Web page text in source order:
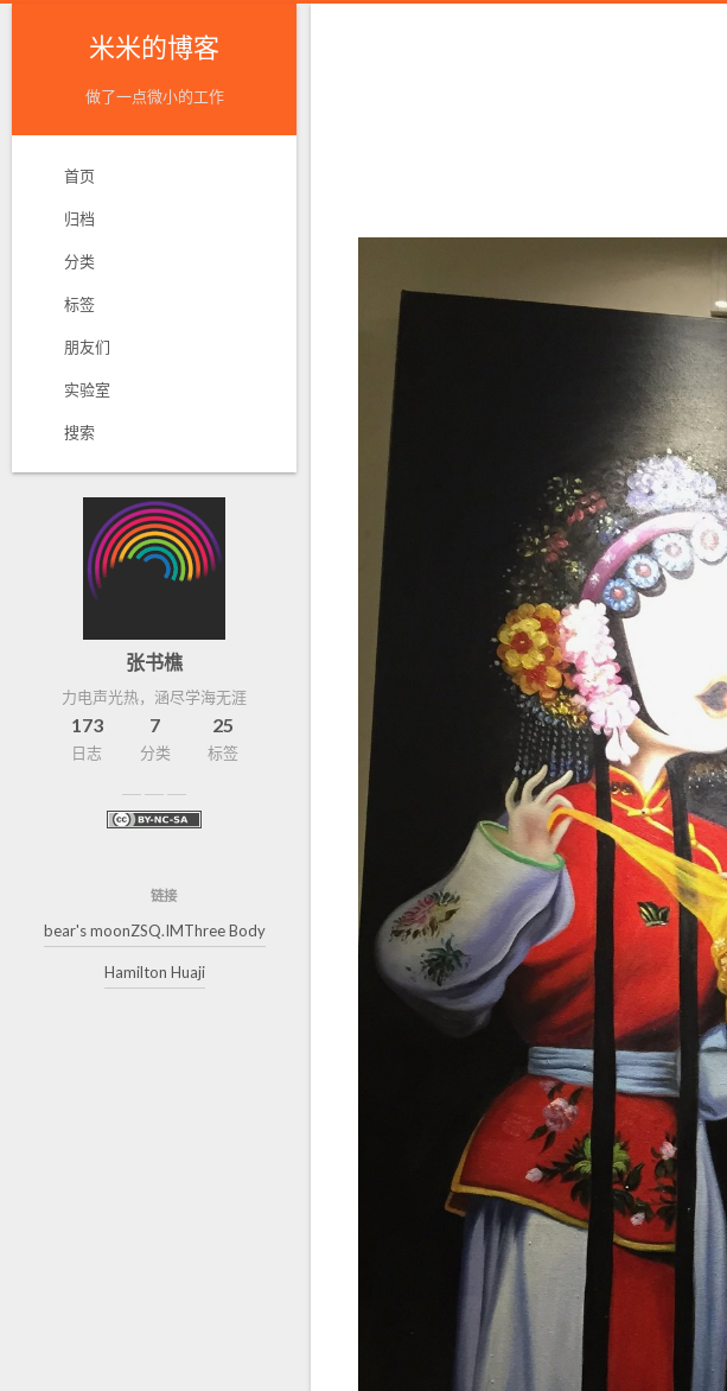
米米的博客
做了一点微小的工作
首页
归档
分类
标签
朋友们
实验室
搜索
张书樵
力电声光热，涵尽学海无涯
173
日志
7
分类
25
标签
链接
bear's moonZSQ.IMThree Body
Hamilton Huaji